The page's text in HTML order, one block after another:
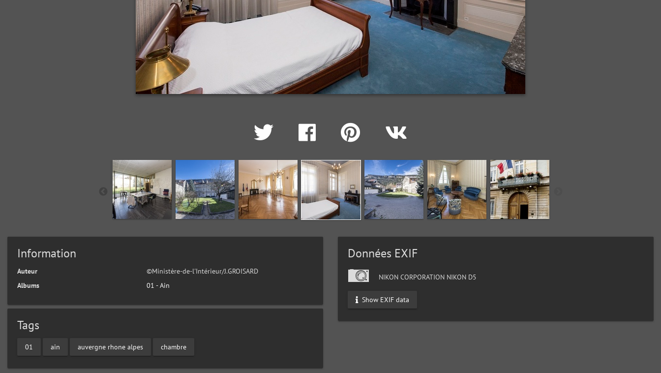
Information
Auteur
©Ministère-de-l'Intérieur/J.GROISARD
Albums
01 - Ain
Tags
01 ain auvergne rhone alpes chambre
Données EXIF
NIKON CORPORATION NIKON D5
Show EXIF data